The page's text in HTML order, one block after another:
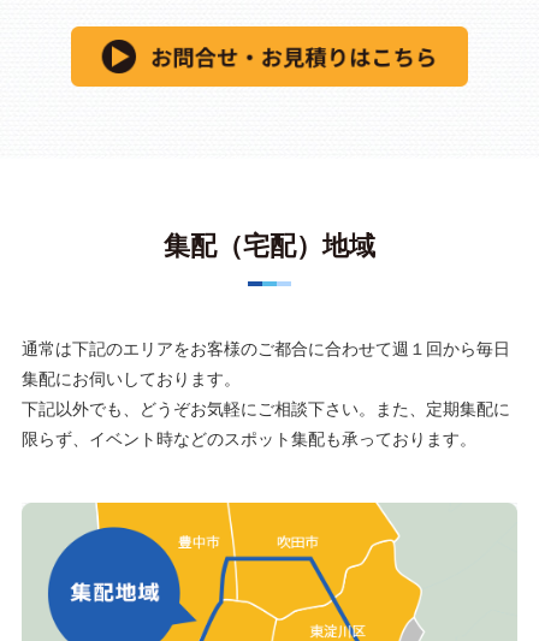
集配（宅配）地域
通常は下記のエリアをお客様のご都合に合わせて週１回から毎日
集配にお伺いしております。
下記以外でも、どうぞお気軽にご相談下さい。また、定期集配に
限らず、イベント時などのスポット集配も承っております。